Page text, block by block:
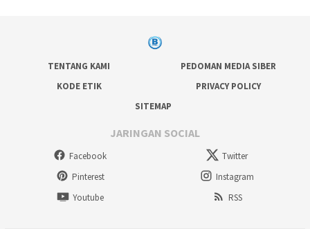
TENTANG KAMI
PEDOMAN MEDIA SIBER
KODE ETIK
PRIVACY POLICY
SITEMAP
JARINGAN SOCIAL
Facebook
Twitter
Pinterest
Instagram
Youtube
RSS